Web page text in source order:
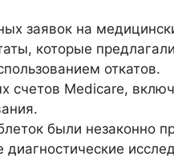
заявок на
которые
откатов.
счетов Medicare,
были незаконно